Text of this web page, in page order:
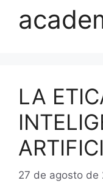
LA
27 de agosto de